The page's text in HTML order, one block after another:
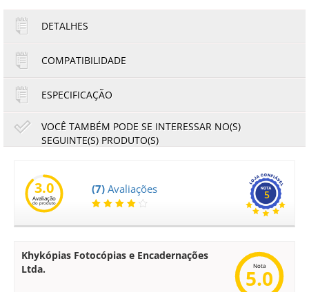
DETALHES
COMPATIBILIDADE
ESPECIFICAÇÃO
VOCÊ TAMBÉM PODE SE INTERESSAR NO(S)
SEGUINTE(S) PRODUTO(S)
48,48 45,09
no boleto à vista
3.0
Avaliação
do produto
(7) Avaliações 5
Khykópias Fotocópias e Encadernações
Ltda.
Nota
5.0